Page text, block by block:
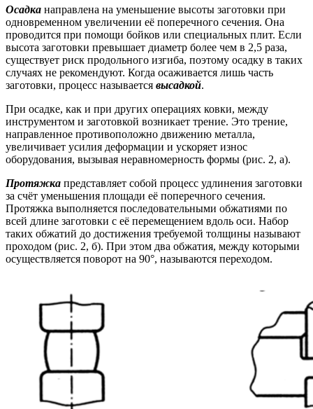
Осадка направлена на уменьшение высоты заготовки при
одновременном увеличении её поперечного сечения. Она
проводится при помощи бойков или специальных плит. Если
высота заготовки превышает диаметр более чем в 2,5 раза,
существует риск продольного изгиба, поэтому осадку в таких
случаях не рекомендуют. Когда осаживается лишь часть
заготовки, процесс называется высадкой.
При осадке, как и при других операциях ковки, между
инструментом и заготовкой возникает трение. Это трение,
направленное противоположно движению металла,
увеличивает усилия деформации и ускоряет износ
оборудования, вызывая неравномерность формы (рис. 2, а).
Протяжка представляет собой процесс удлинения заготовки
за счёт уменьшения площади её поперечного сечения.
Протяжка выполняется последовательными обжатиями по
всей длине заготовки с её перемещением вдоль оси. Набор
таких обжатий до достижения требуемой толщины называют
проходом (рис. 2, б). При этом два обжатия, между которыми
осуществляется поворот на 90°, называются переходом.